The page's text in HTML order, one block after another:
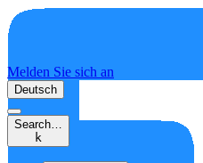
Melden Sie sich an
Deutsch
Search…
k